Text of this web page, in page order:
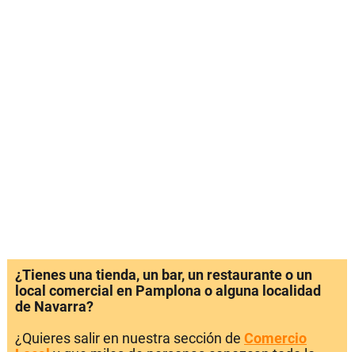
¿Tienes una tienda, un bar, un restaurante o un
local comercial en Pamplona o alguna localidad
de Navarra?
¿Quieres salir en nuestra sección de Comercio